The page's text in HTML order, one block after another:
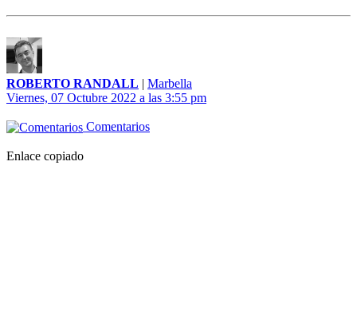
ROBERTO RANDALL | Marbella
Viernes, 07 Octubre 2022 a las 3:55 pm
Comentarios
Enlace copiado